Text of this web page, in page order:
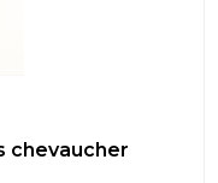
chevaucher